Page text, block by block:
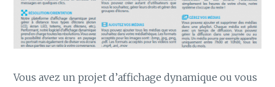
Vous avez un projet d’affichage dynamique ou vous